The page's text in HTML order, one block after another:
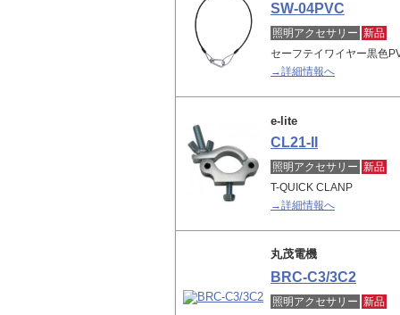
SW-04PVC
照明アクセサリー 新品
セーフテイワイヤー黒色
→詳細情報へ
e-lite
CL21-II
照明アクセサリー 新品
T-QUICK CLANP
→詳細情報へ
丸茂電機
BRC-C3/3C2
照明アクセサリー 新品